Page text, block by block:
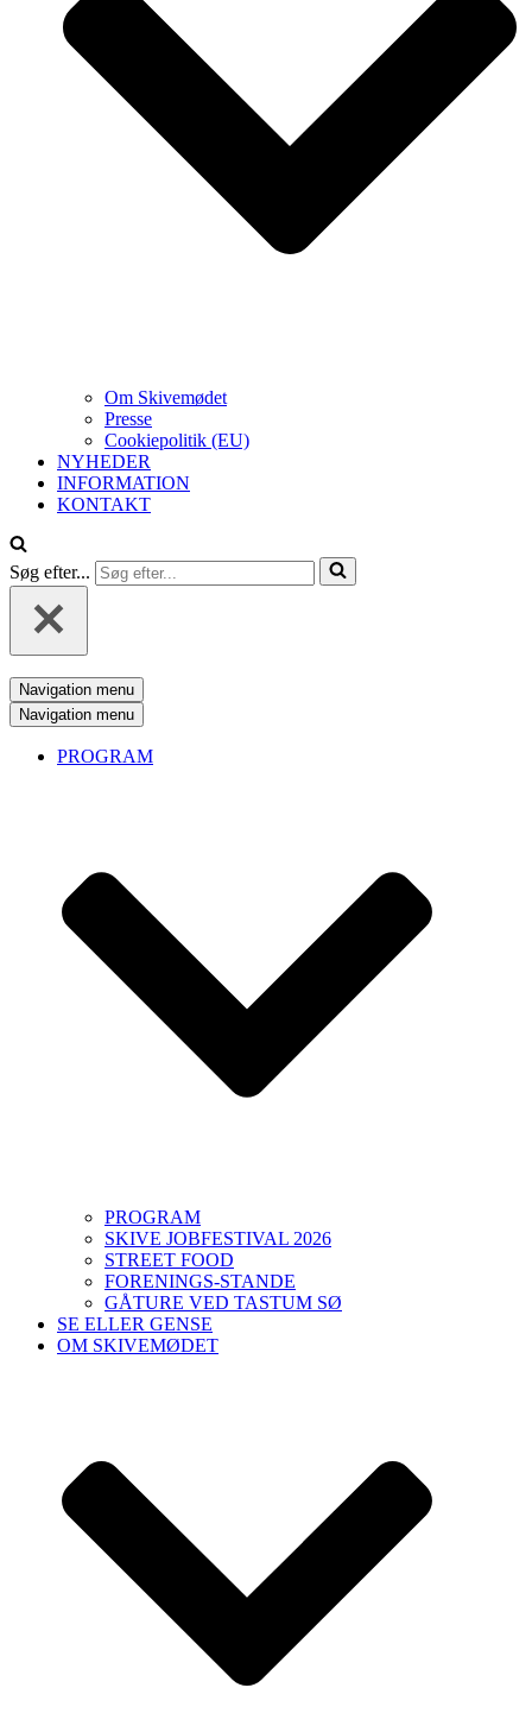
Om Skivemødet
Presse
Cookiepolitik (EU)
NYHEDER
INFORMATION
KONTAKT
Søg efter...
Navigation menu
Navigation menu
PROGRAM
PROGRAM
SKIVE JOBFESTIVAL 2026
STREET FOOD
FORENINGS-STANDE
GÅTURE VED TASTUM SØ
SE ELLER GENSE
OM SKIVEMØDET